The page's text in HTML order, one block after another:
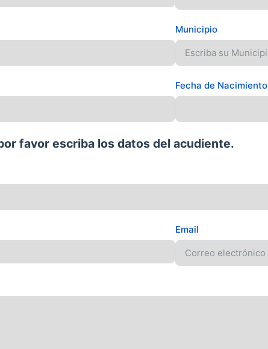
Municipio
Fecha de Nacimiento
favor escriba los datos del acudiente.
Email